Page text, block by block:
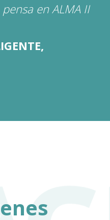
en ALMA II